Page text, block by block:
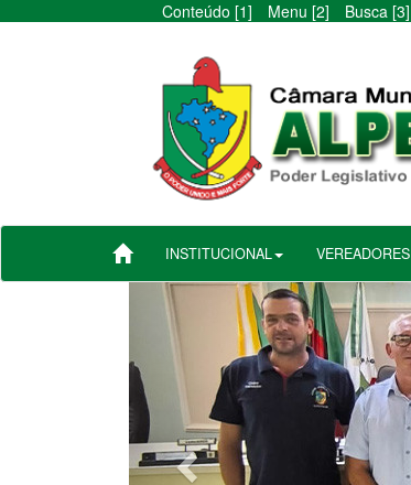
Conteúdo [1] Menu [2] Busca [3]
INSTITUCIONAL VEREADORES
Anterior